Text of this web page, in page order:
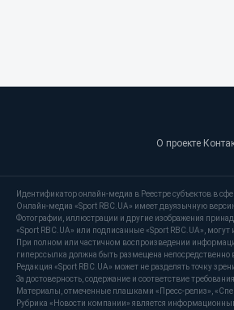
О проекте·
Идентификатор онлайн-медиа в Реестре субъектов в
Онлайн-медиа «Sport RBC.UA» имеет двуязычную
Фотографии, иллюстрации и другие изображения
«Sport RBC.UA» или подписанные «Sport RBC.UA»,
При полном или частичном воспроизведении
гиперссылка должна быть размещена непосредственно
Редакция «Sport RBC.UA» может не разделять точку
За достоверность, содержание и соответствие
Материалы, отмеченные плашками «Пресс-релиз»,
Рубрика «Новости компании» является